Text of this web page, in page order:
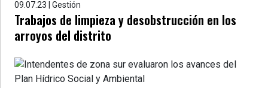
09.07.23 | Gestión
Trabajos de limpieza y desobstrucción en los
arroyos del distrito